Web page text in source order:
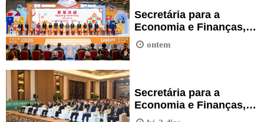
investigação e
desenvolvimento das
ciências e tecnologias.
Secretária para a
Economia e Finanças,
Ng Wai Han, na
cerimónia de
Província de
Guangdong e Macau
ontem
Secretária para a
Economia e Finanças,
Ng Wai Han, na